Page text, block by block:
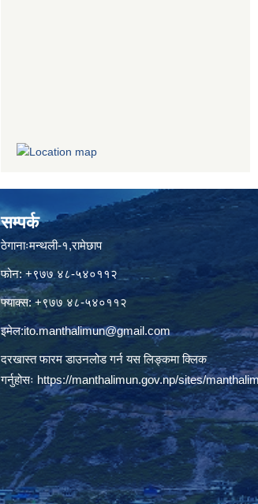
सम्पर्क
ठेगानाःमन्थली-१,रामेछाप
फोन: +९७७ ४८-५४०११२
फ्याक्स: +९७७ ४८-५४०११२
इमेल:ito.manthalimun@gmail.com
दरखास्त फारम डाउनलोड गर्न यस लिङ्कमा क्लिक
गर्नुहोसः https://manthalimun.gov.np/sites/